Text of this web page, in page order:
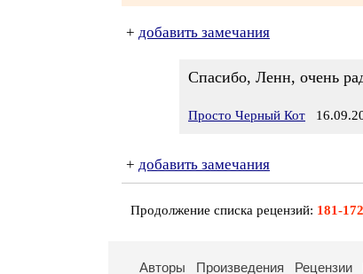
+ добавить замечания
Спасибо, Ленн, очень
Просто Черный Кот
+ добавить замечания
Продолжение списка рецензий: 181-172
Авторы Произведения Рецензии